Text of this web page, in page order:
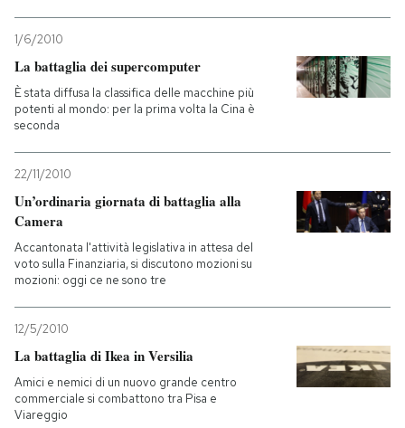
PODCAST
I MIEI PREFERITI
SHOP
CALENDARIO
AREA PERSONALE
Entra
1/6/2010
La battaglia dei supercomputer
È stata diffusa la classifica delle macchine più
potenti al mondo: per la prima volta la Cina è
seconda
22/11/2010
Un’ordinaria giornata di battaglia alla
Camera
Accantonata l'attività legislativa in attesa del
voto sulla Finanziaria, si discutono mozioni su
mozioni: oggi ce ne sono tre
12/5/2010
La battaglia di Ikea in Versilia
Amici e nemici di un nuovo grande centro
commerciale si combattono tra Pisa e
Viareggio